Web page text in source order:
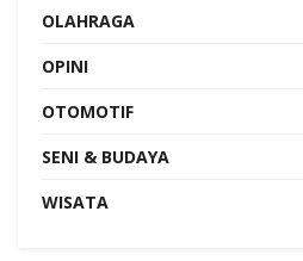
OLAHRAGA
OPINI
OTOMOTIF
SENI & BUDAYA
WISATA